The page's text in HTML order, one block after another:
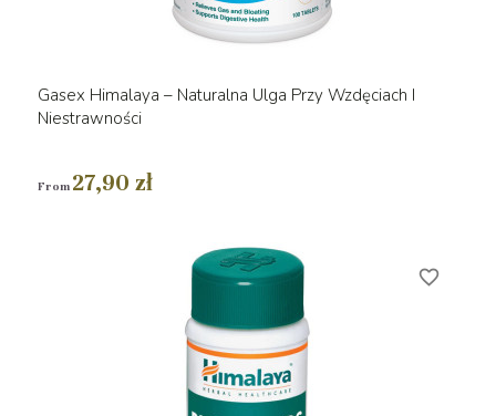
Gasex Himalaya – Naturalna Ulga Przy Wzdęciach I
Niestrawności
From 27,90 zł
favorite_border